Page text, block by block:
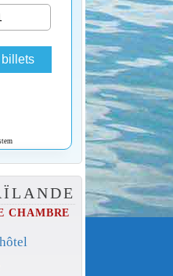
CHAMBRE